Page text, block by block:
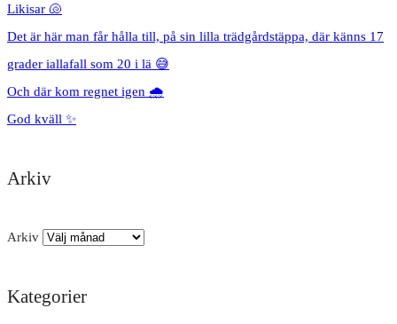
Likisar 🐚
Det är här man får hålla till, på sin lilla trädgårdstäppa, där känns 17
grader iallafall som 20 i lä 😅
Och där kom regnet igen 🌧️
God kväll ✨
Arkiv
Arkiv
Kategorier